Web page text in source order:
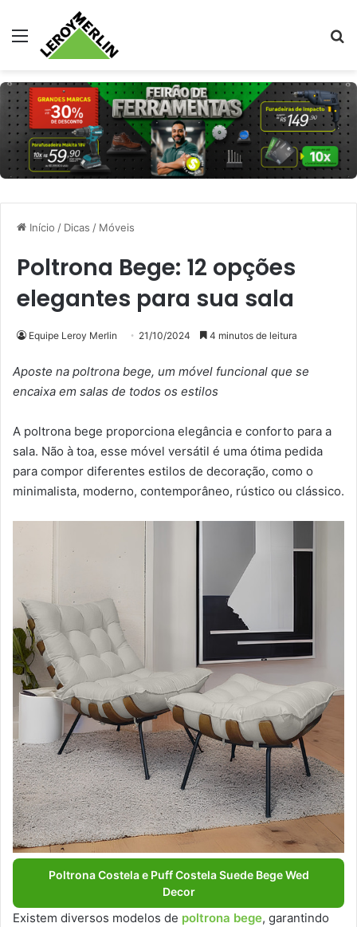
Menu
Início / Dicas / Móveis
Poltrona Bege: 12 opções
elegantes para sua sala
Equipe Leroy Merlin 21/10/2024 4 minutos de leitura
Aposte na poltrona bege, um móvel funcional que se
encaixa em salas de todos os estilos
A poltrona bege proporciona elegância e conforto para a
sala. Não à toa, esse móvel versátil é uma ótima pedida
para compor diferentes estilos de decoração, como o
minimalista, moderno, contemporâneo, rústico ou clássico.
Poltrona Costela e Puff Costela Suede Bege Wed
Decor
Existem diversos modelos de poltrona bege, garantindo